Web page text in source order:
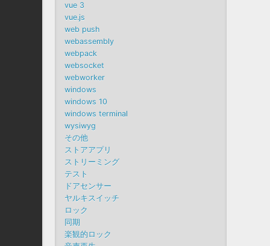
vue 3
vue.js
web push
webassembly
webpack
websocket
webworker
windows
windows 10
windows terminal
wysiwyg
その他
ストアアプリ
ストリーミング
テスト
ドアセンサー
ヤルキスイッチ
ロック
同期
楽観的ロック